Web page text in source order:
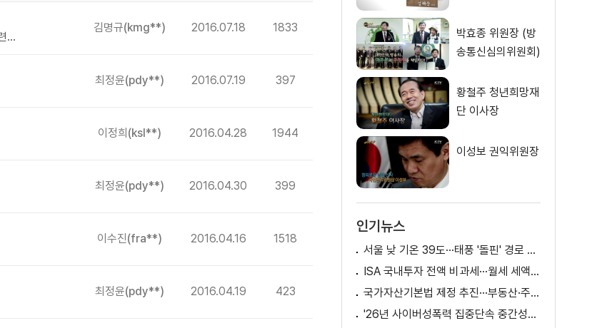
...
김명규(kmg**) 2016.07.18 1833
최정윤(pdy**) 2016.07.19 397
이정희 (ksl**) 2016.04.28 1944
최정윤(pdy**) 2016.04.30 399
이수진(fra**) 2016.04.16 1518
최정윤(pdy**) 2016.04.19 423
박효종 위원장 (방
송통신심의위원회)
황철주 청년희망재
단 이사장
이성보 권익위원장
인기뉴스
서울 낮 기온 39도···태풍 '돌핀' 경로 변수
ISA 국내투자 전액 비과세···월세 세액공제 확대
국가자산기본법 제정 추진···부동산·주식 등 통합 관리
'26년 사이버성폭력 집중단속 중간성과 발표···향후 추진계획은?